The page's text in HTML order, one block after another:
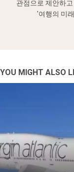
관점으로 제안하
'여행의 미
YOU MIGHT ALSO